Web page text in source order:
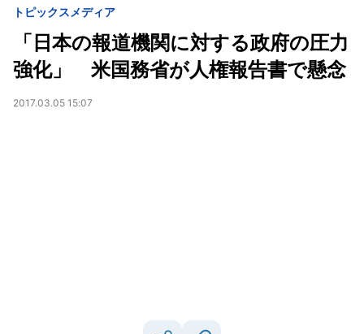
トピックス メディア
「日本の報道機関に対する政府の圧力
強化」 米国務省が人権報告書で懸念
2017.03.05 15:07